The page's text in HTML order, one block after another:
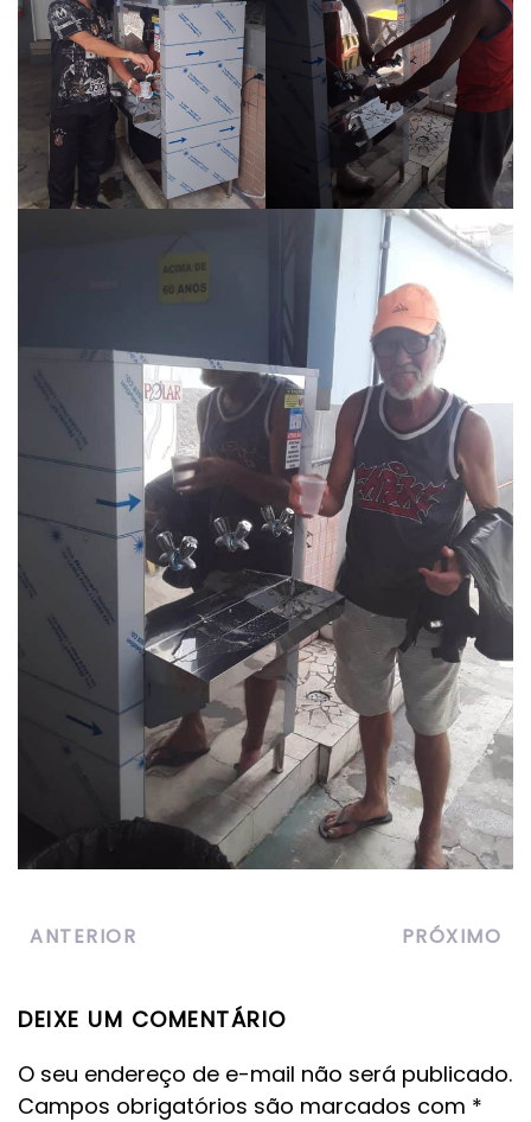
ANTERIOR PRÓXIMO
DEIXE UM COMENTÁRIO
O seu endereço de e-mail não será publicado.
Campos obrigatórios são marcados com *